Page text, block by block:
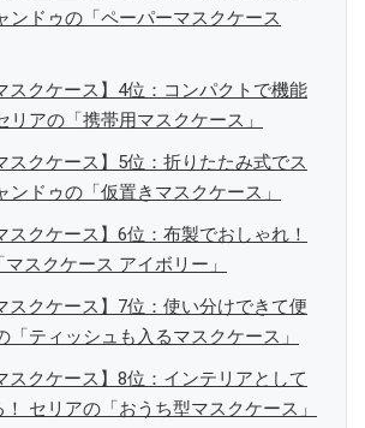
ンドゥの「ペーパーマスクケース
スクケース】4位：コンパクトで機能
リアの「携帯用マスクケース」
スクケース】5位：折りたたみ式でス
ンドゥの「仮置きマスクケース」
スクケース】6位：布製でおしゃれ！
スクケース アイボリー」
スクケース】7位：使い分けできて便
「ティッシュも入るマスクケース」
スクケース】8位：インテリアとして
！ セリアの「おうち型マスクケース」